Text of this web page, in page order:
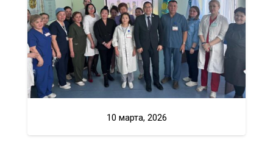
10 марта, 2026